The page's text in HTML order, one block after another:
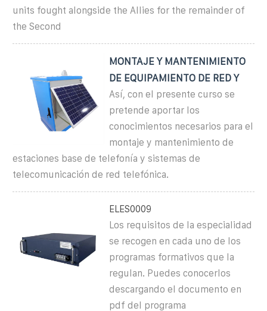
units fought alongside the Allies for the remainder of
the Second
MONTAJE Y MANTENIMIENTO
DE EQUIPAMIENTO DE RED Y
Así, con el presente curso se
pretende aportar los
conocimientos necesarios para el
montaje y mantenimiento de
estaciones base de telefonía y sistemas de
telecomunicación de red telefónica.
ELES0009
Los requisitos de la especialidad
se recogen en cada uno de los
programas formativos que la
regulan. Puedes conocerlos
descargando el documento en
pdf del programa